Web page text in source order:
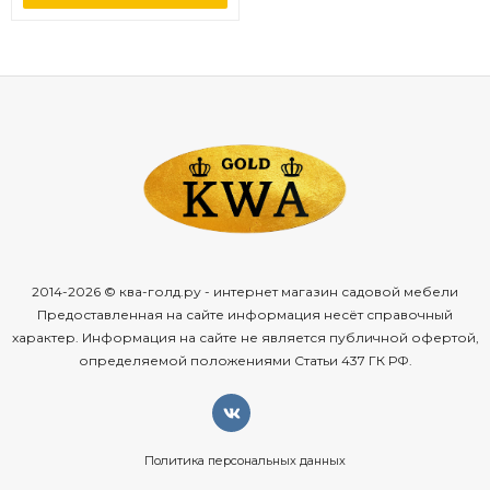
2014-2026 © ква-голд.ру - интернет магазин садовой мебели
Предоставленная на сайте информация несёт справочный
характер. Информация на сайте не является публичной офертой,
определяемой положениями Статьи 437 ГК РФ.
Политика персональных данных